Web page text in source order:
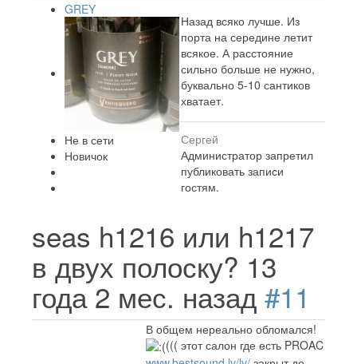
GREY
Не в сети
Новичок
Назад всяко лучше. Из
порта на середине летит
всякое. А расстояние
сильно больше не нужно,
буквально 5-10 сантиков
хватает.
Сергей
Администратор запретил
публиковать записи
гостям.
seas h1216 или h1217
в двух полоску? 13
года 2 мес. назад #11
В общем нереально обломался!
((( этот салон где есть PROAC